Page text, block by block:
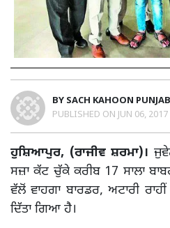
BY SACH KAHOON
PUBLISHED ON JUN 06,
ਹੁਸ਼ਿਆਪੁਰ, (ਰਾਜੀਵ ਸ਼ਰਮਾ)।
ਸਜ਼ਾ ਕੱਟ ਚੁੱਕੇ ਕਰੀਬ 17 ਸਾਲਾ
ਵੱਲੋਂ ਵਾਹਗਾ ਬਾਰਡਰ, ਅਟਾਰੀ
ਦਿੱਤਾ ਗਿਆ ਹੈ।